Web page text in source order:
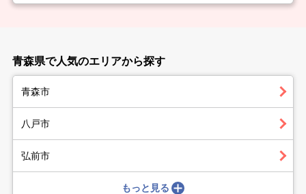
青森県で人気のエリアから探す
青森市
八戸市
弘前市
もっと見る